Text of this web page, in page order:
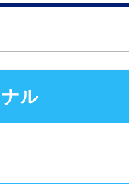
円×5回目安で計算
方 月額260,000円
円×5回目安で計算
方 月額258,000円
円
ル